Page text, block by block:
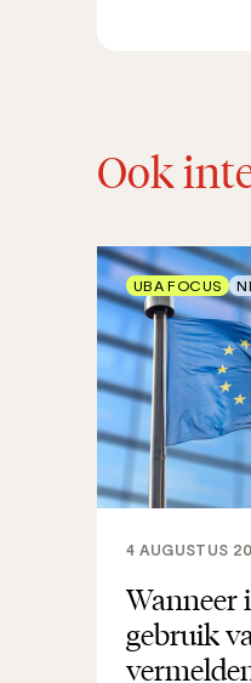
Ook
Wanneer
gebruik
4 AUGUSTUS
UBA FOCUS